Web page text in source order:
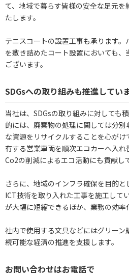
て、地域で暮らす皆様の安全な足元
たします。
テニスコートの設置工事も承ります
を敷き詰めたコート設置においても
ございます。
SDGsへの取り組みも推進してい
当社は、SDGsの取り組みに対しても
的には、廃棄物の処理に関しては分
な資源をリサイクルすることを心が
有する営業車両を順次エコカーへ入れ
Co2の削減によるエコ活動にも貢献し
さらに、地域のインフラ確保を目的と
ICT技術を取り入れた工事を施工して
が大幅に短縮できるほか、業務の効率
社内で使用する文具などにはグリーン
続可能な経済の推進を支援します。
お問い合わせはお電話で